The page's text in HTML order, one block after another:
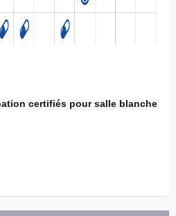
certifiés pour salle blanche